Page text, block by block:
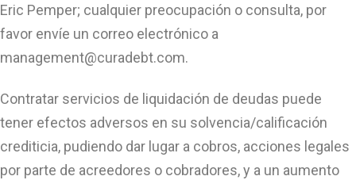
Eric Pemper; cualquier preocupación o consulta, por
favor envíe un correo electrónico a
management@curadebt.com.
Contratar servicios de liquidación de deudas puede
tener efectos adversos en su solvencia/calificación
crediticia, pudiendo dar lugar a cobros, acciones legales
por parte de acreedores o cobradores, y a un aumento